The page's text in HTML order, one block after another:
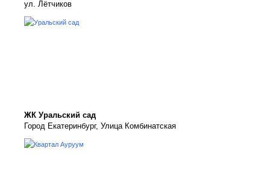
ул. Лётчиков
ЖК Уральский сад
Город Екатеринбург, Улица Комбинатская